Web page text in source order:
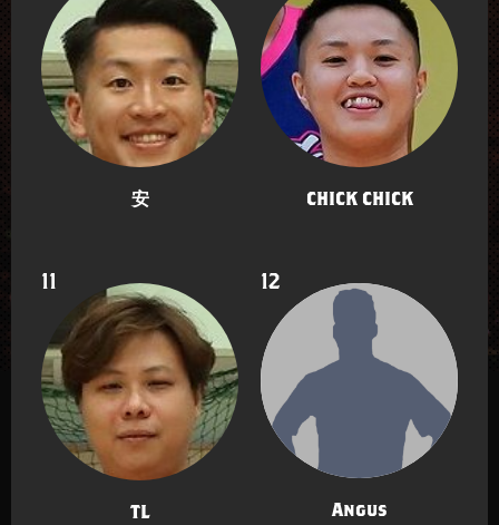
安 CHICK CHICK
11
TL
12
Angus